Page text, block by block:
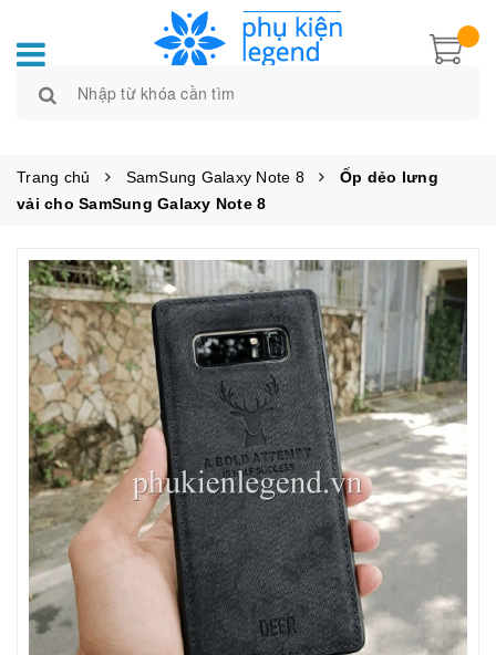
Trang chủ SamSung Galaxy Note 8
Ốp dẻo lưng
vải cho SamSung Galaxy Note 8